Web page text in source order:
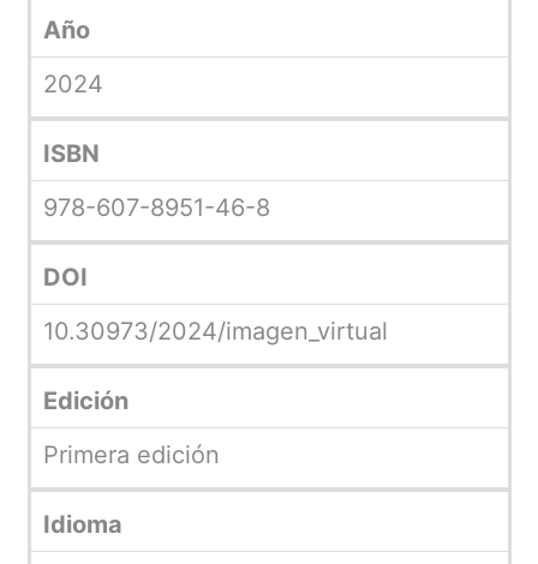
Año
2024
ISBN
978-607-8951-46-8
DOI
10.30973/2024/imagen_virtual
Edición
Primera edición
Idioma